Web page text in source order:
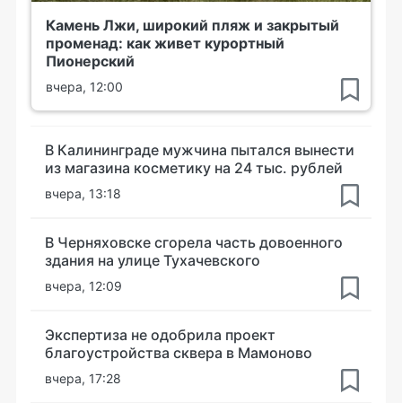
Камень Лжи, широкий пляж и закрытый
променад: как живет курортный
Пионерский
вчера, 12:00
В Калининграде мужчина пытался вынести
из магазина косметику на 24 тыс. рублей
вчера, 13:18
В Черняховске сгорела часть довоенного
здания на улице Тухачевского
вчера, 12:09
Экспертиза не одобрила проект
благоустройства сквера в Мамоново
вчера, 17:28